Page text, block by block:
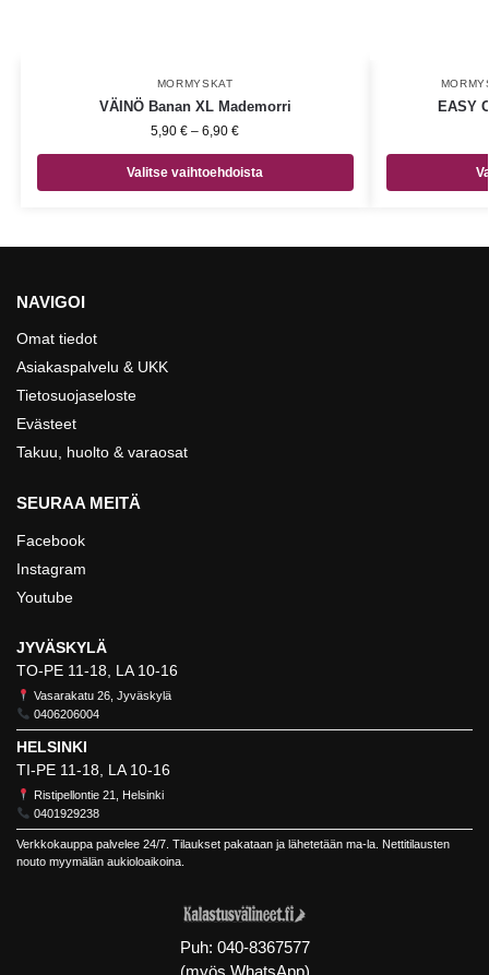
MORMYSKAT
VÄINÖ Banan XL Mademorri
5,90€ – 6,90€
Valitse vaihtoehdoista
EASY
NAVIGOI
Omat tiedot
Asiakaspalvelu & UKK
Tietosuojaseloste
Evästeet
Takuu, huolto & varaosat
SEURAA MEITÄ
Facebook
Instagram
Youtube
JYVÄSKYLÄ
TO-PE 11-18, LA 10-16
Vasarakatu 26, Jyväskylä
0406206004
HELSINKI
TI-PE 11-18, LA 10-16
Ristipellontie 21, Helsinki
0401929238
Verkkokauppa palvelee 24/7. Tilaukset pakataan ja lähetetään ma-la. Nettitilausten
nouto myymälän aukioloaikoina.
Puh: 040-8367577
(myös WhatsApp)